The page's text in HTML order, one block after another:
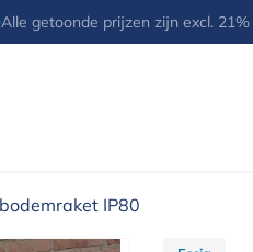
Alle getoonde prijzen zijn excl.
IP80